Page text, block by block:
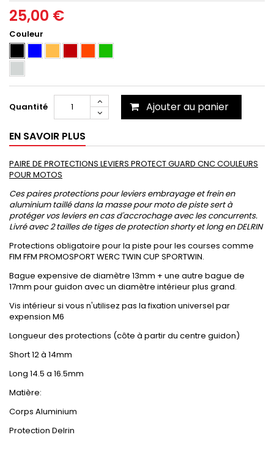
25,00 €
Couleur
Quantité Ajouter au panier
EN SAVOIR PLUS
PAIRE DE PROTECTIONS LEVIERS PROTECT GUARD CNC COULEURS
POUR MOTOS
Ces paires protections pour leviers embrayage et frein en
aluminium taillé dans la masse pour moto de piste sert à
protéger vos leviers en cas d'accrochage avec les concurrents.
Livré avec 2 tailles de tiges de protection shorty et long en DELRIN
Protections obligatoire pour la piste pour les courses comme
FIM FFM PROMOSPORT WERC TWIN CUP SPORTWIN.
Bague expensive de diamètre 13mm + une autre bague de
17mm pour guidon avec un diamètre intérieur plus grand.
Vis intérieur si vous n'utilisez pas la fixation universel par
expension M6
Longueur des protections (côte à partir du centre guidon)
Short 12 à 14mm
Long 14.5 a 16.5mm
Matière:
Corps Aluminium
Protection Delrin